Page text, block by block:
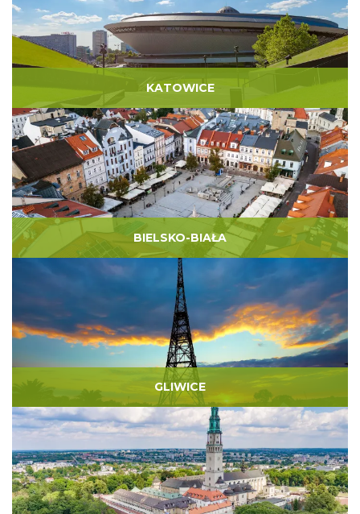
KATOWICE
BIELSKO-BIAŁA
GLIWICE